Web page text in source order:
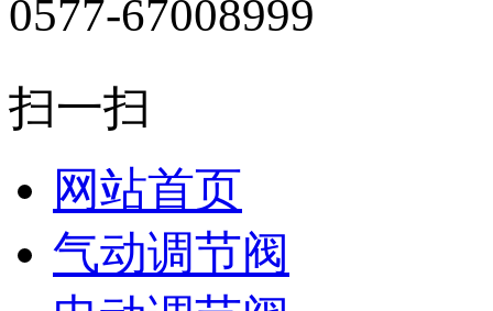
0577-67008999
扫一扫
网站首页
气动调节阀